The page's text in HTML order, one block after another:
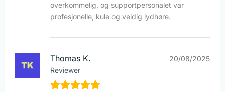
overkommelig, og supportpersonalet var
profesjonelle, kule og veldig lydhøre.
Thomas K.
Reviewer
20/08/2025